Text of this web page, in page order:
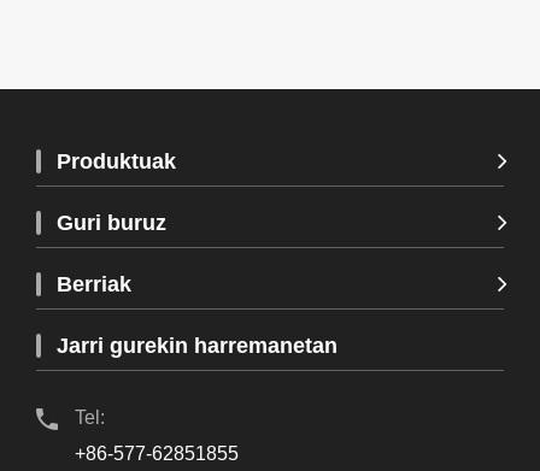
Produktuak
Guri buruz
Berriak
Jarri gurekin harremanetan
Tel:
+86-577-62851855